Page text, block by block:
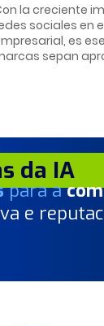
la creciente
sociales en
es
sepan
da IA
para a
e